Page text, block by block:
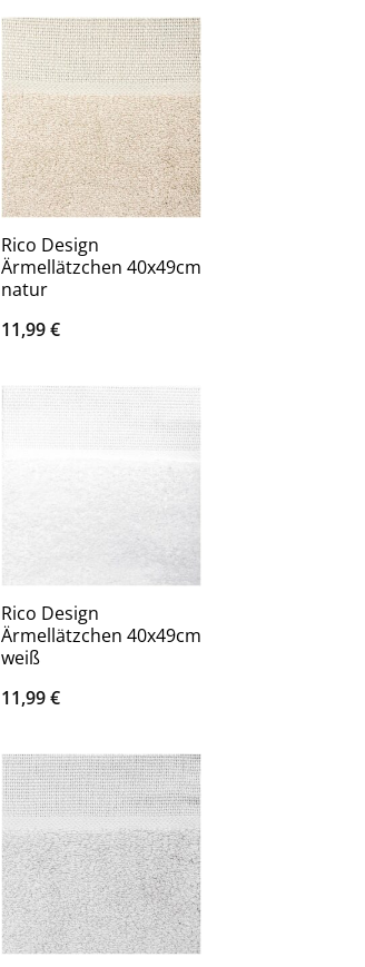
Rico Design
Ärmellätzchen 40x49cm
natur
11,99€
Rico Design
Ärmellätzchen 40x49cm
weiß
11,99€